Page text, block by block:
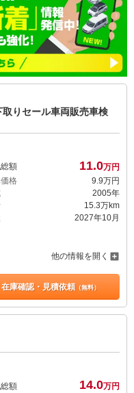
りセール車両販売車検
額 11.0万円
格
9. 9万円
2005年
15.3万km
2027年10月
他の情報を開く
在庫確認・見積依頼（無料）
額 14.0万円